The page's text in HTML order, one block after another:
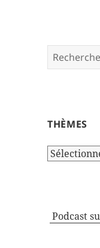
Rechercher :
THÈMES
Thèmes
Podcast